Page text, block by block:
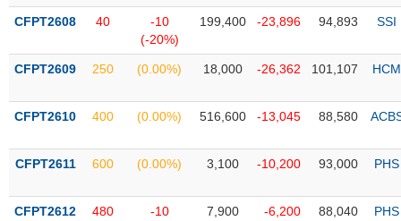
sung
niêm
yết
Theo
dõi
biệt
được
CFPT2608 40
-10
(-20%)
199,400 -23,896 94,893 SSI
CFPT2609 250 (0.00%) 18,000 -26,362 101,107 HCM
CFPT2610 400 (0.00%) 516,600 -13,045 88,580
CFPT2611 600 (0.00%) 3,100 -10,200 93,000 PHS
CFPT2612 480
-10
7,900 -6,200 88,040 PHS
TRÁI
CÔNG
ĐẦU
TƯ